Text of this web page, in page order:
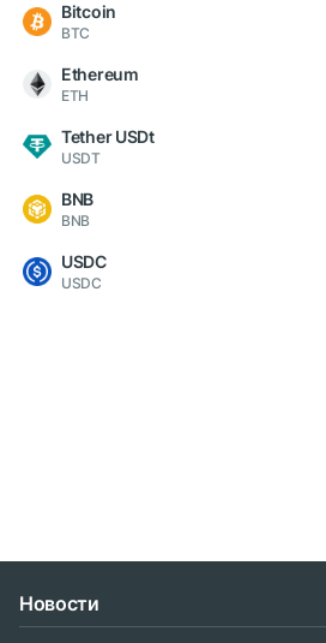
Bitcoin
BTC
Ethereum
ETH
Tether USDt
USDT
BNB
BNB
USDC
USDC
Новости